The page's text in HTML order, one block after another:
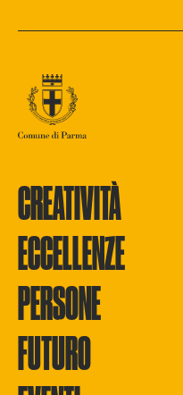
CREATIVITÀ
ECCELLENZE
PERSONE
FUTURO